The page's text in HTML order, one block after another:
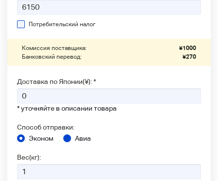
Потребительский налог
Комиссия поставщика: ¥1000
Банковский перевод:
¥270
Доставка по Японии(¥): *
* уточняйте в описании товара
Способ отправки:
Эконом
Авиа
Вес(кг):